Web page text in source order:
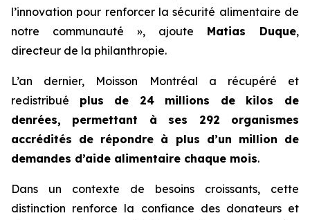
l’innovation pour renforcer la sécurité alimentaire de
notre communauté », ajoute Matias Duque,
directeur de la philanthropie.
L’an dernier, Moisson Montréal a récupéré et
redistribué plus de 24 millions de kilos de
denrées, permettant à ses 292 organismes
accrédités de répondre à plus d’un million de
demandes d’aide alimentaire chaque mois.
Dans un contexte de besoins croissants, cette
distinction renforce la confiance des donateurs et